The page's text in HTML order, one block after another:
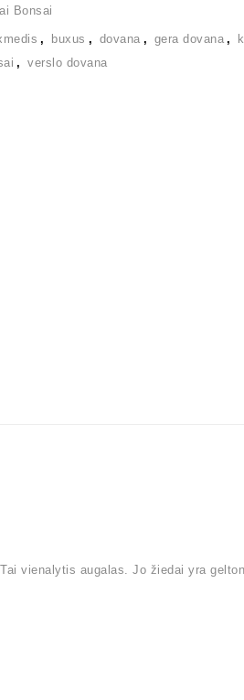
Bonsai
, buxus , dovana , gera dovana ,
, verslo dovana
vienalytis augalas. Jo žiedai yra